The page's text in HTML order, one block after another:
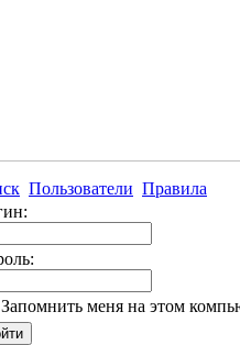
Пользователи Правила
Запомнить меня на этом